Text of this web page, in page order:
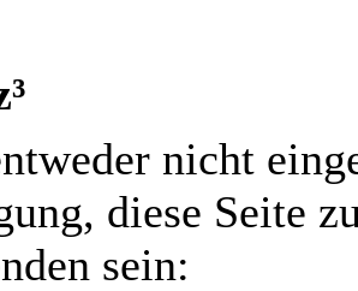
nicht
diese Seite
sein: